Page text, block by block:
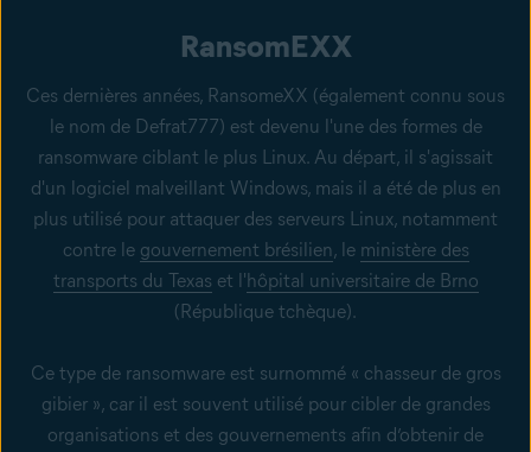
RansomEXX
Ces dernières années, RansomeXX (également connu sous
le nom de Defrat777) est devenu l'une des formes de
ransomware ciblant le plus Linux. Au départ, il s'agissait
d'un logiciel malveillant Windows, mais il a été de plus en
plus utilisé pour attaquer des serveurs Linux, notamment
contre le gouvernement brésilien, le ministère des
transports du Texas et l'hôpital universitaire de Brno
(République tchèque).
Ce type de ransomware est surnommé « chasseur de gros
gibier », car il est souvent utilisé pour cibler de grandes
organisations et des gouvernements afin d’obtenir de